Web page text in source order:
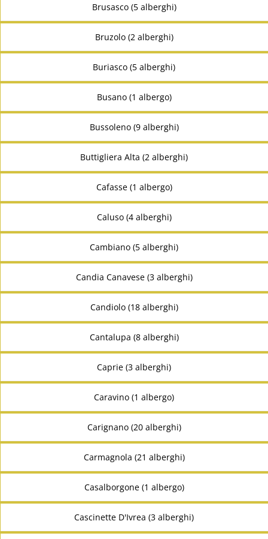
Brusasco (5 alberghi)
Bruzolo (2 alberghi)
Buriasco (5 alberghi)
Busano (1 albergo)
Bussoleno (9 alberghi)
Buttigliera Alta (2 alberghi)
Cafasse (1 albergo)
Caluso (4 alberghi)
Cambiano (5 alberghi)
Candia Canavese (3 alberghi)
Candiolo (18 alberghi)
Cantalupa (8 alberghi)
Caprie (3 alberghi)
Caravino (1 albergo)
Carignano (20 alberghi)
Carmagnola (21 alberghi)
Casalborgone (1 albergo)
Cascinette D'Ivrea (3 alberghi)